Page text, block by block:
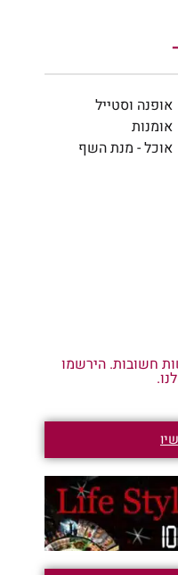
אופנה וסטייל
אומנות
אוכל - מנת השף
חשובות. הירשמו